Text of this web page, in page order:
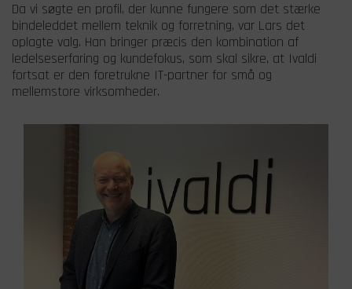
Da vi søgte en profil, der kunne fungere som det stærke
bindeleddet mellem teknik og forretning, var Lars det
oplagte valg. Han bringer præcis den kombination af
ledelseserfaring og kundefokus, som skal sikre, at Ivaldi
fortsat er den foretrukne IT-partner for små og
mellemstore virksomheder.